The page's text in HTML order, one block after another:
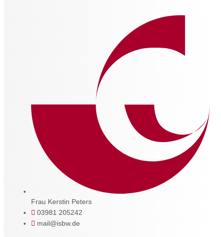
Frau Kerstin Peters
03981 205242
mail@isbw.de